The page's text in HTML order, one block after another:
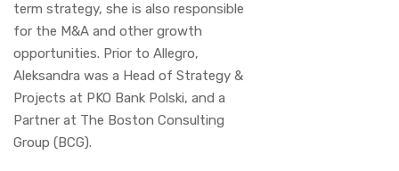
term strategy, she is also responsible
for the M&A and other growth
opportunities. Prior to Allegro,
Aleksandra was a Head of Strategy &
Projects at PKO Bank Polski, and a
Partner at The Boston Consulting
Group (BCG).